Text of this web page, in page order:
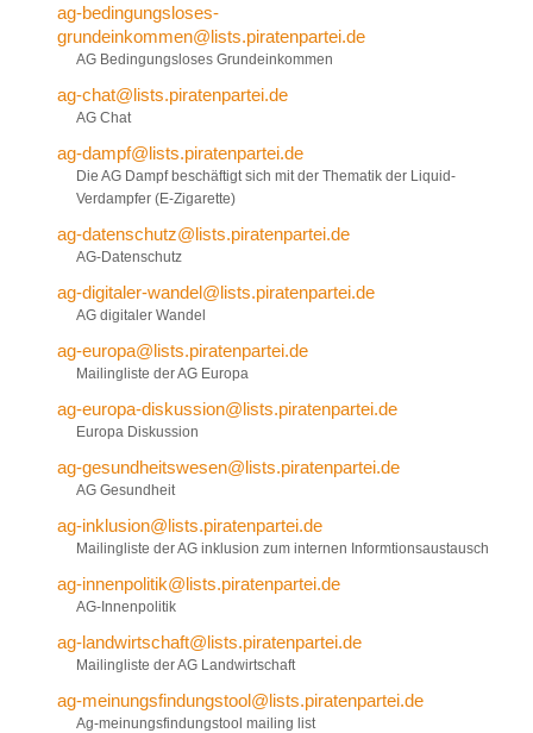
ag-bedingungsloses-
grundeinkommen@lists.piratenpartei.de
AG Bedingungsloses Grundeinkommen
ag-chat@lists.piratenpartei.de
AG Chat
ag-dampf@lists.piratenpartei.de
Die AG Dampf beschäftigt sich mit der Thematik der Liquid-
Verdampfer (E-Zigarette)
ag-datenschutz@lists.piratenpartei.de
AG-Datenschutz
ag-digitaler-wandel@lists.piratenpartei.de
AG digitaler Wandel
ag-europa@lists.piratenpartei.de
Mailingliste der AG Europa
ag-europa-diskussion@lists.piratenpartei.de
Europa Diskussion
ag-gesundheitswesen@lists.piratenpartei.de
AG Gesundheit
ag-inklusion@lists.piratenpartei.de
Mailingliste der AG inklusion zum internen Informtionsaustausch
ag-innenpolitik@lists.piratenpartei.de
AG-Innenpolitik
ag-landwirtschaft@lists.piratenpartei.de
Mailingliste der AG Landwirtschaft
ag-meinungsfindungstool@lists.piratenpartei.de
Ag-meinungsfindungstool mailing list